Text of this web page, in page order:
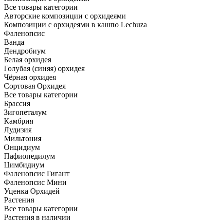
Все товары категории
Авторские композиции с орхидеями
Композиции с орхидеями в кашпо Lechuza
Фаленопсис
Ванда
Дендробиум
Белая орхидея
Голубая (синяя) орхидея
Чёрная орхидея
Сортовая Орхидея
Все товары категории
Брассия
Зигопеталум
Камбрия
Лудизия
Мильтония
Онцидиум
Пафиопедилум
Цимбидиум
Фаленопсис Гигант
Фаленопсис Мини
Уценка Орхидей
Растения
Все товары категории
Растения в наличии